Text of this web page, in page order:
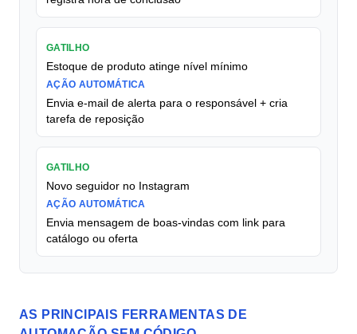
GATILHO
Estoque de produto atinge nível mínimo
AÇÃO AUTOMÁTICA
Envia e-mail de alerta para o responsável + cria
tarefa de reposição
GATILHO
Novo seguidor no Instagram
AÇÃO AUTOMÁTICA
Envia mensagem de boas-vindas com link para
catálogo ou oferta
AS PRINCIPAIS FERRAMENTAS DE